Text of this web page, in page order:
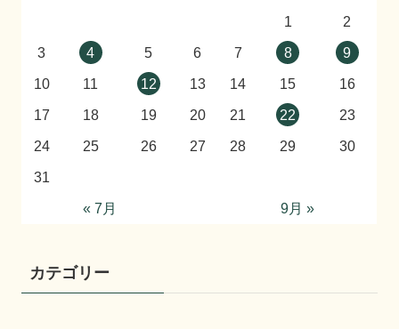
1
2
3
4 5 6 7 8
9
10
11 12 13 14 15
16
17
18 19 20 21 22
23
24
25 26 27 28 29
30
31
« 7月
9月 »
カテゴリー